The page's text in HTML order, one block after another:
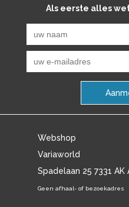
Als eerste alles
Webshop
Variaworld
Spadelaan 25 7331 AK
Geen afhaal- of bezoekadres